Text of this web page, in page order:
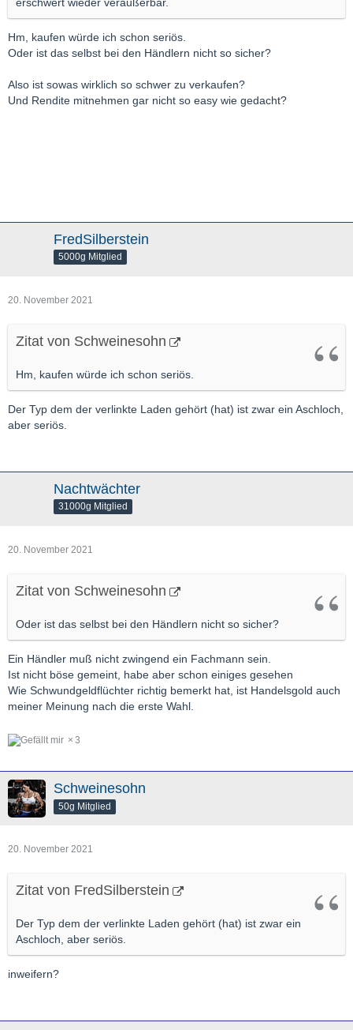
Hm, kaufen würde ich schon seriös.
Oder ist das selbst bei den Händlern nicht so sicher?
Also ist sowas wirklich so schwer zu verkaufen?
Und Rendite mitnehmen gar nicht so easy wie gedacht?
FredSilberstein
5000g Mitglied
20. November 2021
Zitat von Schweinesohn
Hm, kaufen würde ich schon seriös.
Der Typ dem der verlinkte Laden gehört (hat) ist zwar ein Aschloch,
aber seriös.
Nachtwächter
31000g Mitglied
20. November 2021
Zitat von Schweinesohn
Oder ist das selbst bei den Händlern nicht so sicher?
Ein Händler muß nicht zwingend ein Fachmann sein.
Ist nicht böse gemeint, habe aber schon einiges gesehen
Wie Schwundgeldflüchter richtig bemerkt hat, ist Handelsgold auch
meiner Meinung nach die erste Wahl.
3
Schweinesohn
50g Mitglied
20. November 2021
Zitat von FredSilberstein
Der Typ dem der verlinkte Laden gehört (hat) ist zwar ein
Aschloch, aber seriös.
inweifern?